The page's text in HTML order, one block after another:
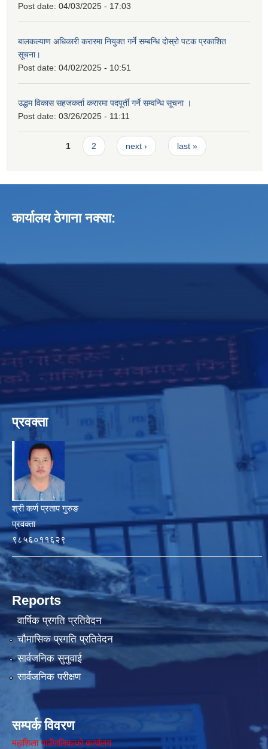
Post date: 04/03/2025 - 17:03
बालकल्याण अधिकारी करारमा नियुक्त गर्ने सम्बन्धि दोस्रो पटक प्रकाशित
सूचना।
Post date: 04/02/2025 - 10:51
उद्धम विकास सहजकर्ता करारमा पदपूर्ती गर्ने सम्वन्धि सूचना ।
Post date: 03/26/2025 - 11:11
Pages1 2 next › last »
कार्यालय ठेगाना नक्सा:
प्रवक्ता
श्री कर्ण प्रताप गुरुङ
प्रवक्ता
९८५६०११६२९
Reports
वार्षिक प्रगति प्रतिवेदन
चौमासिक प्रगति प्रतिवेदन
सार्वजनिक सुनुवाई
सार्वजनिक परीक्षण
सम्पर्क विवरण
महाशिला गाउँपालिकाको कार्यालय